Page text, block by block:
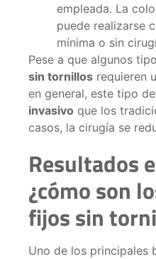
empleada. La
puede realizarse
mínima o sin
Pese a que algunos
sin tornillos requieren
en general, este tipo
invasivo que los
casos, la cirugía se
Resultados
¿cómo son
fijos sin
Uno de los principales